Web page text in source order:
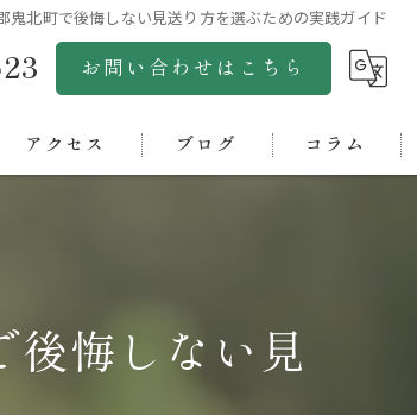
北町で後悔しない見送り方を選ぶための実践ガイド
お問い合わせはこちら
アクセス
松山ペット斎場アクア
ブログ コラム
悔しない見